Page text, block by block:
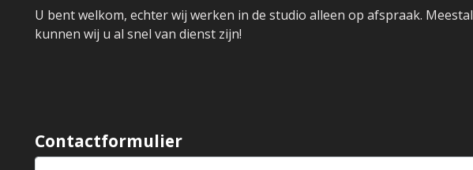
U bent welkom, echter wij werken in de studio alleen op afspraak. Meestal
kunnen wij u al snel van dienst zijn!
Contactformulier